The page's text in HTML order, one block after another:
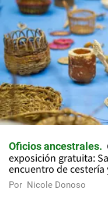
Oficios ancestrales
exposición gratuita:
encuentro de cestería
Por Nicole Donoso